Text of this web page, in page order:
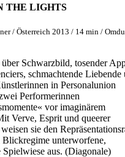
THE LIGHTS
/ Österreich 2013 / 14 min / Omdu
Schwarzbild, tosender
schmachtende Liebende
in Personalunion
Performerinnen
vor imaginärem
Verve, Esprit und queerer
sie den
Blickregime unterworfene,
Spielwiese aus. (Diagonale)